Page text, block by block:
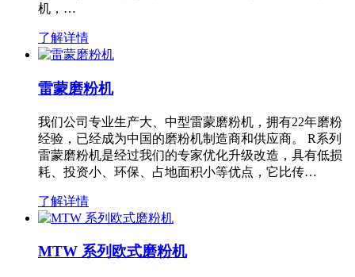
机，…
了解详情
雷蒙磨粉机
我们公司专业生产大、中型雷蒙磨粉机，拥有22年磨粉
经验，已经成为中国的磨粉机制造商和供应商。 R系列
雷蒙磨粉机是经过我们的专家优化升级改造，具有低损
耗、投资小、环保、占地面积小等优点，它比传…
了解详情
MTW 系列欧式磨粉机